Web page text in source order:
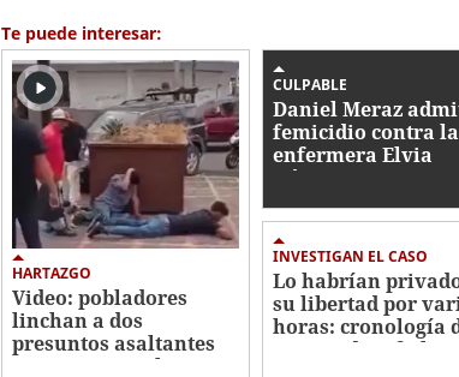
Te puede interesar:
HARTAZGO
Video: pobladores
linchan a dos
presuntos asaltantes
en Comayagüela
CULPABLE
Daniel Meraz
femicidio contra la
enfermera Elvia
Gómez
INVESTIGAN EL CASO
Lo habrían
su libertad por
horas: cronología
crimen de Jafeth